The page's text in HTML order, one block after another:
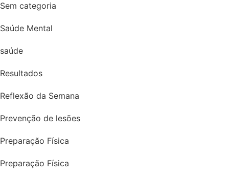
Sem categoria
Saúde Mental
saúde
Resultados
Reflexão da Semana
Prevenção de lesões
Preparação Física
Preparação Física